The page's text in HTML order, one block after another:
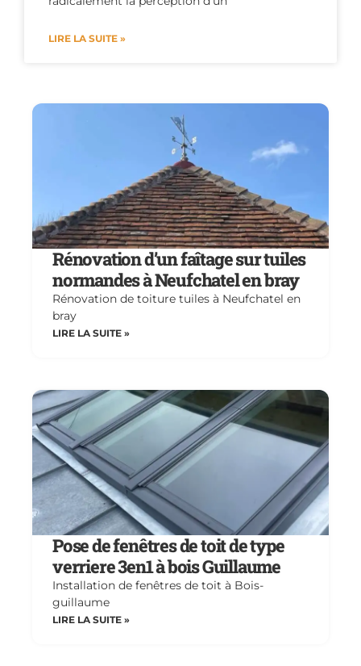
LIRE LA SUITE »
Rénovation d’un faîtage sur tuiles
normandes à Neufchatel en bray
Rénovation de toiture tuiles à Neufchatel en
bray
LIRE LA SUITE »
Pose de fenêtres de toit de type
verriere 3en1 à bois Guillaume
Installation de fenêtres de toit à Bois-
guillaume
LIRE LA SUITE »